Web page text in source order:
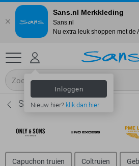
Inloggen
Nieuw hier? klik dan hier
Sweaters - Basics shop
Capuchon truien Coltruien
Sans.nl Merkkleding
Sans.nl
Nu extra leuk shoppen met de